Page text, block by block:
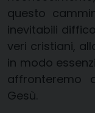
questo
inevitabili
veri cristiani,
in modo
affronteremo
Gesù.